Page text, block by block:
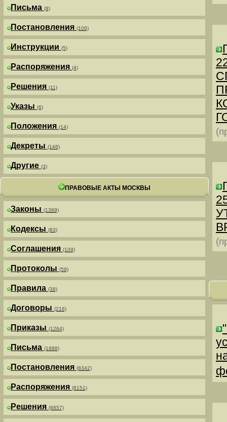
Письма (8)
Постановления (106)
Инструкции (5)
Распоряжения (4)
Решения (11)
Указы (6)
Положения (14)
Декреты (146)
Другие (3)
ПРАВОВЫЕ АКТЫ МОСКВЫ
Законы (1389)
Кодексы (83)
Соглашения (109)
Протоколы (59)
Правила (38)
Договоры (216)
Приказы (1264)
Письма (1988)
Постановления (8342)
Распоряжения (8151)
Решения (6857)